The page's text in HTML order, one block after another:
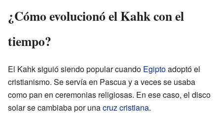
¿Cómo evolucionó el Kahk con el
tiempo?
El Kahk siguió siendo popular cuando Egiptoadoptó el
cristianismo. Se servía en Pascua y a veces se usaba
como pan en ceremonias religiosas. En ese caso, el disco
solar se cambiaba por unacruz cristiana.